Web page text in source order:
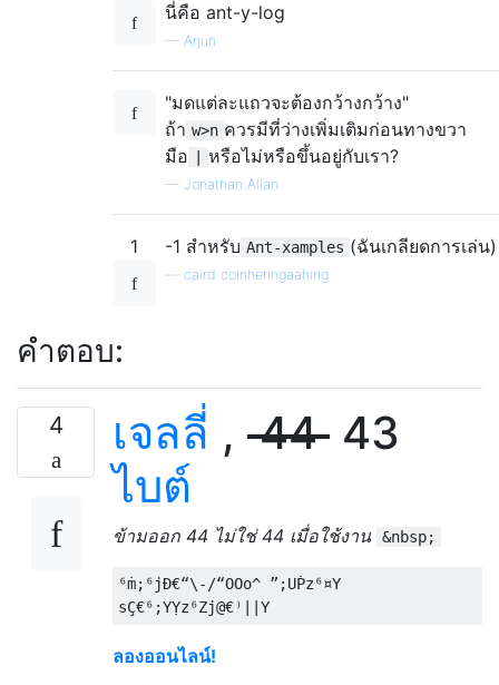
นี่คือ ant-y-log
— Arjun
"มดแต่ละแถวจะต้องกว้างกว้าง"
ถ้า w>n ควรมีที่ว่างเพิ่มเติมก่อนทางขวา
มือ
หรือไม่หรือขึ้นอยู่กับเรา?
— Jonathan Allan
1 -1 สำหรับ Ant-xamples (ฉันเกลียดการเล่น)
caird coinheringaahing
คำตอบ:
4 เจลลี่ , 44 43
ไบต์
ข้ามออก 44 ไม่ใช่ 44 เมื่อใช้งาน &nbsp;
⁶ṁ;⁶jÐ€“\-/“OOo^ ”;UṖz⁶¤Y
ลองออนไลน์!